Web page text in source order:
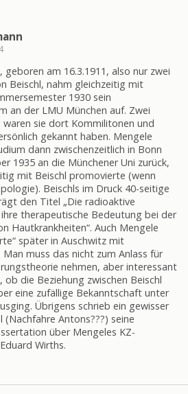
geboren am 16.3.1911, also nur zwei
Beischl, nahm gleichzeitig mit
1930 sein
an der LMU München auf. Zwei
waren sie dort Kommilitonen und
gekannt haben. Mengele
dann zwischenzeitlich in Bonn
1935 an die Münchener Uni zurück,
mit Beischl promovierte (wenn
Beischls im Druck 40-seitige
den Titel „Die radioaktive
therapeutische Bedeutung bei der
Hautkrankheiten“. Auch Mengele
später in Auschwitz mit
muss das nicht zum Anlass für
nehmen, aber interessant
ob die Beziehung zwischen Beischl
eine zufällige Bekanntschaft unter
Übrigens schrieb ein gewisser
(Nachfahre Antons???) seine
über Mengeles KZ-
Wirths.